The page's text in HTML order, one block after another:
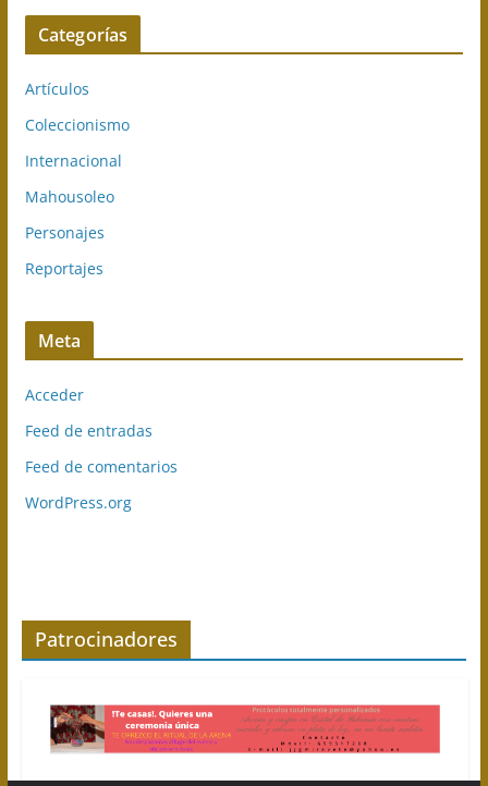
Categorías
Artículos
Coleccionismo
Internacional
Mahousoleo
Personajes
Reportajes
Meta
Acceder
Feed de entradas
Feed de comentarios
WordPress.org
Patrocinadores